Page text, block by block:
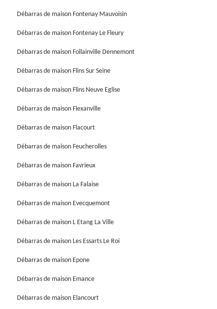
Débarras de maison Fontenay Mauvoisin
Débarras de maison Fontenay Le Fleury
Débarras de maison Follainville Dennemont
Débarras de maison Flins Sur Seine
Débarras de maison Flins Neuve Eglise
Débarras de maison Flexanville
Débarras de maison Flacourt
Débarras de maison Feucherolles
Débarras de maison Favrieux
Débarras de maison La Falaise
Débarras de maison Evecquemont
Débarras de maison L Etang La Ville
Débarras de maison Les Essarts Le Roi
Débarras de maison Epone
Débarras de maison Emance
Débarras de maison Elancourt